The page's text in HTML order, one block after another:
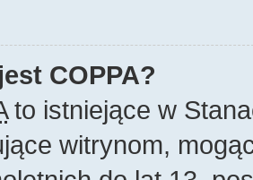
COPPA?
to istniejące w
witrynom,